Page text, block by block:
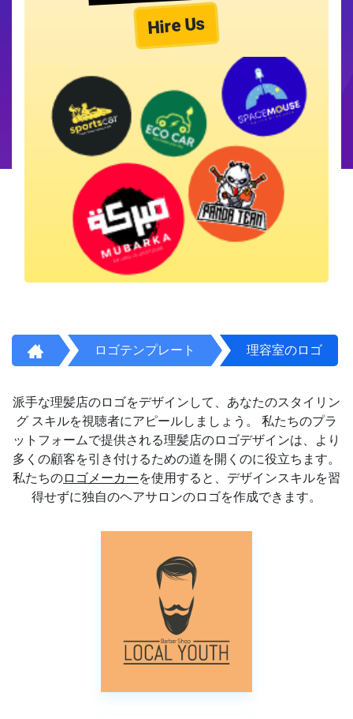
Hire Us
ロゴテンプレート 理容室のロゴ
派手な理髪店のロゴをデザインして、あなたのスタイリン
グ スキルを視聴者にアピールしましょう。 私たちのプラ
ットフォームで提供される理髪店のロゴデザインは、より
多くの顧客を引き付けるための道を開くのに役立ちます。
私たちのロゴメーカーを使用すると、デザインスキルを習
得せずに独自のヘアサロンのロゴを作成できます。